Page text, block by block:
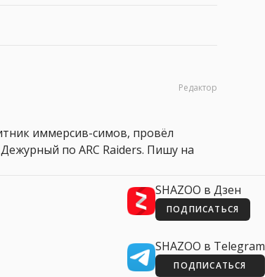
Редактор
иммерсив-симов, провёл
по ARC Raiders. Пишу на
SHAZOO в Дзен
ПОДПИСАТЬСЯ
SHAZOO в Telegram
ПОДПИСАТЬСЯ